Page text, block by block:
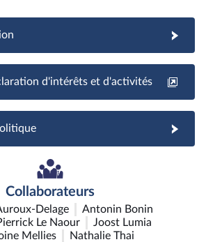
d'intérêts et d'activités
Collaborateurs
Delage
Antonin Bonin
Le Naour
Joost Lumia
Mellies
Nathalie Thai